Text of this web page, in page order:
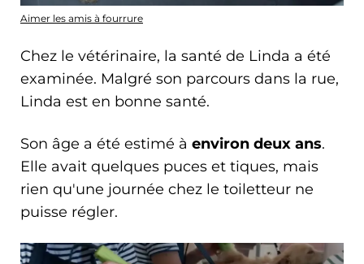
Aimer les amis à fourrure
Chez le vétérinaire, la santé de Linda a été
examinée. Malgré son parcours dans la rue,
Linda est en bonne santé.
Son âge a été estimé à environ deux ans.
Elle avait quelques puces et tiques, mais
rien qu'une journée chez le toiletteur ne
puisse régler.